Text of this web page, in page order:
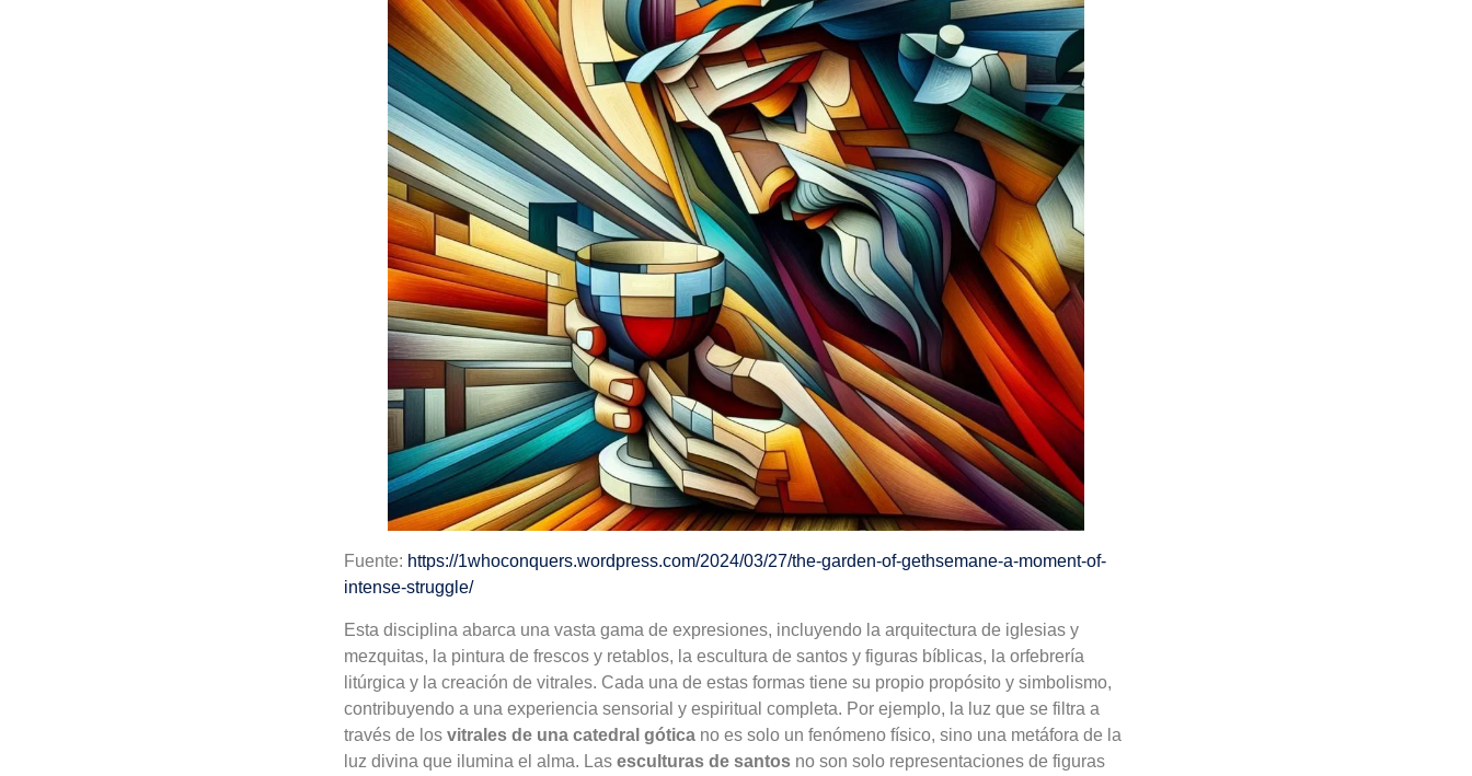
Fuente: https://1whoconquers.wordpress.com/2024/03/27/the-garden-of-gethsemane-a-moment-of-
intense-struggle/
Esta disciplina abarca una vasta gama de expresiones, incluyendo la arquitectura de iglesias y
mezquitas, la pintura de frescos y retablos, la escultura de santos y figuras bíblicas, la orfebrería
litúrgica y la creación de vitrales. Cada una de estas formas tiene su propio propósito y simbolismo,
contribuyendo a una experiencia sensorial y espiritual completa. Por ejemplo, la luz que se filtra a
través de los vitrales de una catedral góticano es solo un fenómeno físico, sino una metáfora de la
luz divina que ilumina el alma. Las esculturas de santosno son solo representaciones de figuras